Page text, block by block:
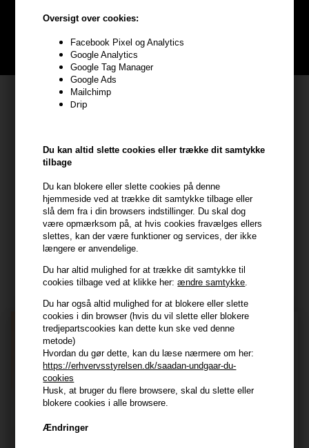
Oversigt over cookies:
Facebook Pixel og Analytics
Google Analytics
Google Tag Manager
Google Ads
Mailchimp
Drip
Du kan altid slette cookies eller trække dit samtykke
tilbage
Du kan blokere eller slette cookies på denne
hjemmeside ved at trække dit samtykke tilbage eller
slå dem fra i din browsers indstillinger. Du skal dog
være opmærksom på, at hvis cookies fravælges ellers
slettes, kan der være funktioner og services, der ikke
længere er anvendelige.
Du har altid mulighed for at trække dit samtykke til
cookies tilbage ved at klikke her:ændre samtykke.
Du har også altid mulighed for at blokere eller slette
cookies i din browser (hvis du vil slette eller blokere
tredjepartscookies kan dette kun ske ved denne
metode)
Hvordan du gør dette, kan du læse nærmere om her:
https://erhvervsstyrelsen.dk/saadan-undgaar-du-
cookies
Husk, at bruger du flere browsere, skal du slette eller
blokere cookies i alle browsere.
Ændringer
handler
BLIV GRATIS MEDLEM HER
Kundeservice
7800 Skive
kundeservice@hair247.dk
Tlf. 23839799 (hverdage 9-14)
Modtag tilbud mm
Tilmeld dig nyhedsbrev - du kan altid afmelde det igen.
TILMELD
ConsentJeg accepterer vilkår og betingelser.